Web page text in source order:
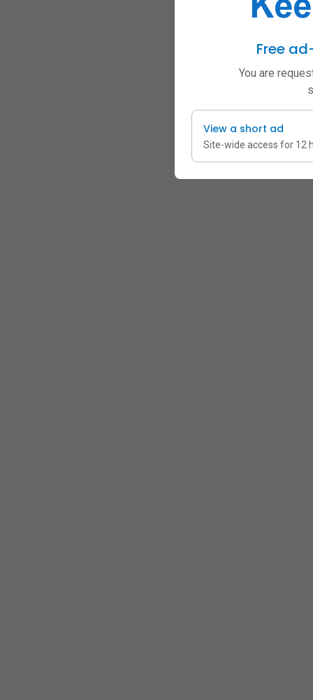
Free
You are
View a short ad
Site-wide access for 12